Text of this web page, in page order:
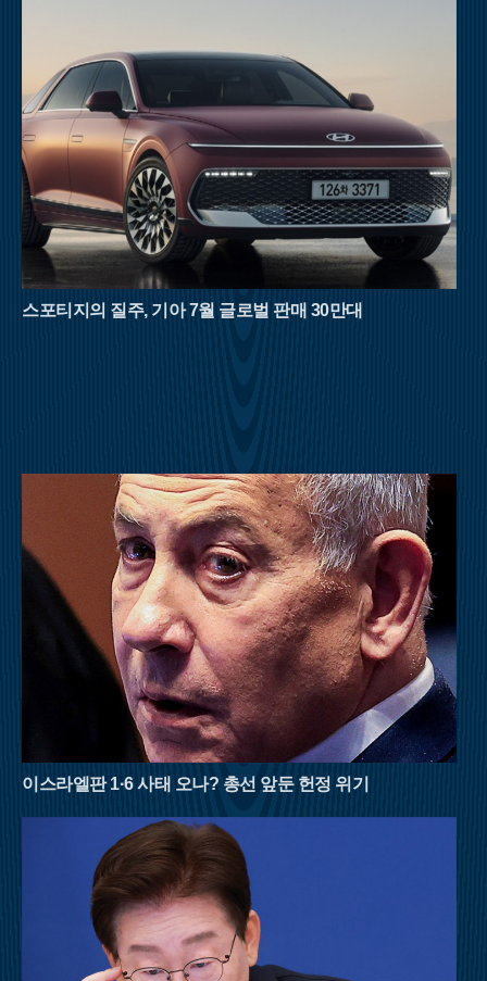
힘들 정도로 강력한 냉기를 자랑한다. 하늘이 보이지 않을 만큼
빽빽하게 들어선 원시림은 강렬한 햇볕을 차단해 주며, 삼도봉
정상에 서면 세 갈래의 문화와 방언이 교차하는 화합의 풍경을
마주할 수 있다.백두대간의 웅장한 기운을 느끼고 싶다면 경북
문경과 충북 괴산의 경계에 솟은 대야산이 제격이다. 속리산국립
공원의 비경을 고스란히 간직한 이곳은 거대한 화강암 암릉미가
돋보이는 산이다. 대야산의 여름을 완성하는 것은 단연 용추계곡
과 선유동계곡이다. 오랜 세월 물살이 빚어낸 하트 모양의 용추
폭포는 보는 것만으로도 청량감을 선사하며, 조선 시대 학자 이
덕형이 사랑했던 선유동계곡은 고즈넉한 풍류를 더한다. 육산의
부드러움과 골산의 거친 매력을 동시에 지닌 대야산은 8월 산행
의 반전미를 보여준다.영남의 숨은 보석으로 불리는 밀양 구만산
로 막아준다.강원도 횡성의 청태산은 조선 태조 이성계가 그 푸
른 이끼와 울창한 숲에 반해 이름을 붙였다는 설화가 전해지는
곳이다. 국내 1세대 국립자연휴양림으로 지정될 만큼 숲의 보존
상태가 뛰어나며, 해발 1,200m에 달하는 고지대는 대도시보다 평
균 기온이 5~6도 이상 낮아 피서 산행에 최적화되어 있다. 태백산
맥을 넘어오는 시원한 영동의 바람은 한여름의 열기를 식혀주고,
경사가 완만한 육산의 특성상 체력 소모가 적어 초보자나 가족
단위 등산객들도 부담 없이 숲의 정취를 만끽할 수 있다.여름 산
행은 철저한 준비와 안전 수칙 준수가 필수적이다. 아무리 시원
한 계곡이라도 갑작스러운 폭우에 고립될 위험이 있으므로 기상
상황을 수시로 확인해야 하며, 충분한 수분 섭취와 적절한 휴식
을 병행해야 한다. 자연이 빚어낸 천연 냉장고 속에서 땀을 식히
며 걷는 시간은 폭염에 지친 현대인들에게 새로운 활력을 불어넣
어 줄 것이다. 8월의 명산들이 선사하는 짙푸른 초록의 위로를 받
스포티지의 질주, 기아 7월 글로벌 판매 30만대
이스라엘판 1·6 사태 오나? 총선 앞둔 헌정 위기